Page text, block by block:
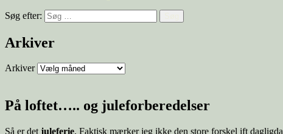
Søg efter:
Arkiver
Arkiver
På loftet….. og juleforberedelser
Så er det juleferie. Faktisk mærker jeg ikke den store forskel ift